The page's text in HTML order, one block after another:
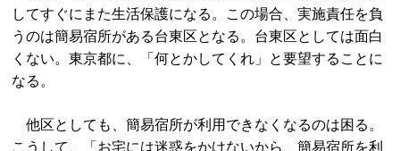
してすぐにまた生活保護になる。この場合、実施責任を負
うのは簡易宿所がある台東区となる。台東区としては面白
くない。東京都に、「何とかしてくれ」と要望することに
なる。
他区としても、簡易宿所が利用できなくなるのは困る。
こうして、「お宅には迷惑をかけないから、簡易宿所を利